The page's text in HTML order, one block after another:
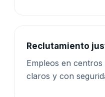
Reclutamiento
Empleos en
claros y con